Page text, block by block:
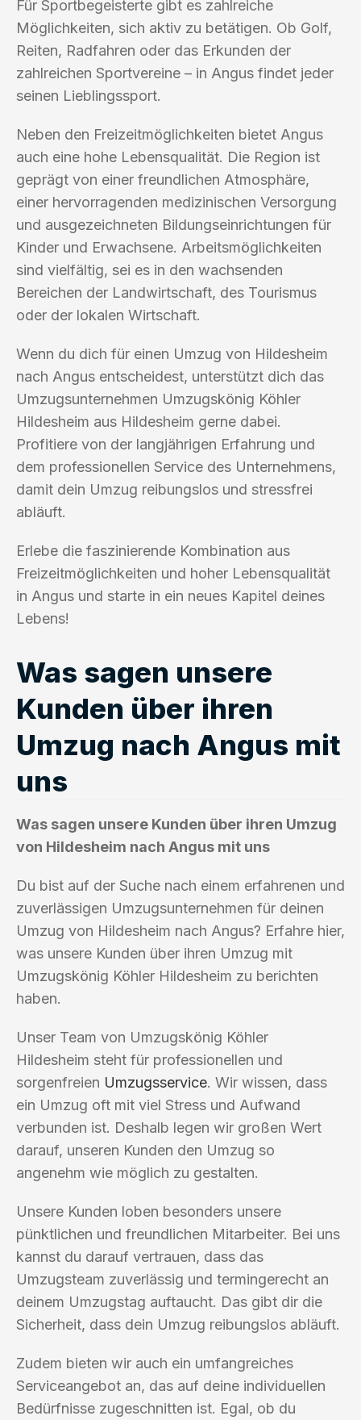
Für Sportbegeisterte gibt es zahlreiche
Möglichkeiten, sich aktiv zu betätigen. Ob Golf,
Reiten, Radfahren oder das Erkunden der
zahlreichen Sportvereine – in Angus findet jeder
seinen Lieblingssport.
Neben den Freizeitmöglichkeiten bietet Angus
auch eine hohe Lebensqualität. Die Region ist
geprägt von einer freundlichen Atmosphäre,
einer hervorragenden medizinischen Versorgung
und ausgezeichneten Bildungseinrichtungen für
Kinder und Erwachsene. Arbeitsmöglichkeiten
sind vielfältig, sei es in den wachsenden
Bereichen der Landwirtschaft, des Tourismus
oder der lokalen Wirtschaft.
Wenn du dich für einen Umzug von Hildesheim
nach Angus entscheidest, unterstützt dich das
Umzugsunternehmen Umzugskönig Köhler
Hildesheim aus Hildesheim gerne dabei.
Profitiere von der langjährigen Erfahrung und
dem professionellen Service des Unternehmens,
damit dein Umzug reibungslos und stressfrei
abläuft.
Erlebe die faszinierende Kombination aus
Freizeitmöglichkeiten und hoher Lebensqualität
in Angus und starte in ein neues Kapitel deines
Lebens!
Was sagen unsere
Kunden über ihren
Umzug nach Angus mit
uns
Was sagen unsere Kunden über ihren Umzug
von Hildesheim nach Angus mit uns
Du bist auf der Suche nach einem erfahrenen und
zuverlässigen Umzugsunternehmen für deinen
Umzug von Hildesheim nach Angus? Erfahre hier,
was unsere Kunden über ihren Umzug mit
Umzugskönig Köhler Hildesheim zu berichten
haben.
Unser Team von Umzugskönig Köhler
Hildesheim steht für professionellen und
sorgenfreien Umzugsservice. Wir wissen, dass
ein Umzug oft mit viel Stress und Aufwand
verbunden ist. Deshalb legen wir großen Wert
darauf, unseren Kunden den Umzug so
angenehm wie möglich zu gestalten.
Unsere Kunden loben besonders unsere
pünktlichen und freundlichen Mitarbeiter. Bei uns
kannst du darauf vertrauen, dass das
Umzugsteam zuverlässig und termingerecht an
deinem Umzugstag auftaucht. Das gibt dir die
Sicherheit, dass dein Umzug reibungslos abläuft.
Zudem bieten wir auch ein umfangreiches
Serviceangebot an, das auf deine individuellen
Bedürfnisse zugeschnitten ist. Egal, ob du